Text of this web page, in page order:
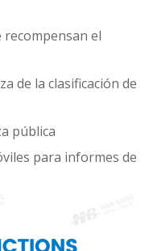
recompensan el
de la clasificación de
pública
para informes de